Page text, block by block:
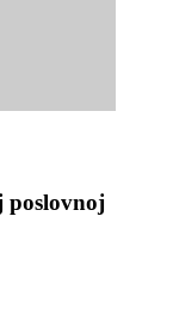
poslovnoj